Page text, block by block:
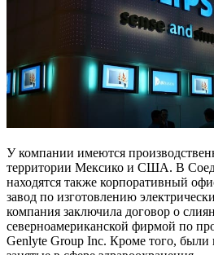
У компании имеются
территории Мексико и США. В
находятся также корпоративный
завод по изготовлению
компания заключила договор о
северноамериканской фирмой по
Genlyte Group Inc. Кроме того, были